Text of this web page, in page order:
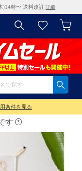
)14時〜 送料改訂 詳細
条件を見る
す